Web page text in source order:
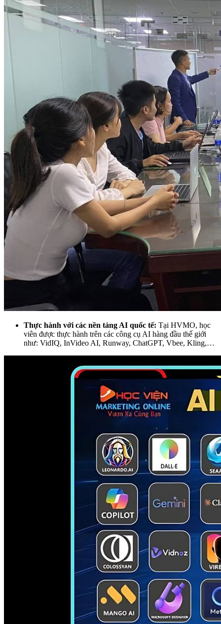
Thực hành với các nền tảng AI quốc tế: Tại HVMO, học
viên được thực hành trên các công cụ AI hàng đầu thế giới
như: VidIQ, InVideo AI, Runway, ChatGPT, Vbee, Kling,…